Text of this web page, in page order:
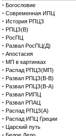
· Богословие
· Современная ИПЦ
· История РПЦЗ
· РПЦЗ(В)
· РосПЦ
· Развал РосПЦ(Д)
· Апостасия
· МП в картинках
· Распад РПЦЗ(МП)
· Развал РПЦЗ(В-В)
· Развал РПЦЗ(В-А)
· Развал РИПЦ
· Развал РПАЦ
· Распад РПЦЗ(А)
· Распад ИПЦ Греции
· Царский путь